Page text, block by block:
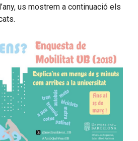
us mostrem a continuació els